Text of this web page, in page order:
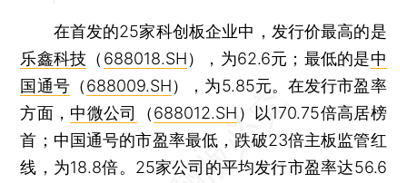
在首发的25家科创板企业中，发行价最高的是
乐鑫科技 （ 688018.SH），为62.6元；最低的是中
国通号（688009.SH），为5.85元。在发行市盈率
方面， 中微公司 （688012.SH ）以170.75倍高居榜
首；中国通号的市盈率最低，跌破23倍主板监管红
线，为18.8倍。25家公司的平均发行市盈率达56.6